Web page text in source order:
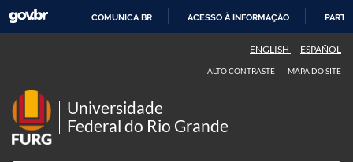
COMUNICA BR ACESSO À INFORMAÇÃO
ENGLISH ESPAÑOL
ALTO CONTRASTE MAPA DO SITE
Universidade
Federal do Rio Grande